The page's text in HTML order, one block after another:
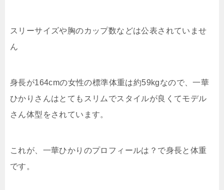
スリーサイズや胸のカップ数などは公表されていませ
ん
身長が164cmの女性の標準体重は約59kgなので、一華
ひかりさんはとてもスリムでスタイルが良くてモデル
さん体型をされています。
これが、一華ひかりのプロフィールは？で身長と体重
です。